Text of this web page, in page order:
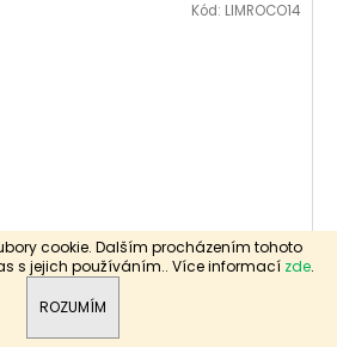
cookie. Dalším procházením tohoto
s jejich používáním.. Více informací zde.
ROZUMÍM
Kód: LIMROCO14